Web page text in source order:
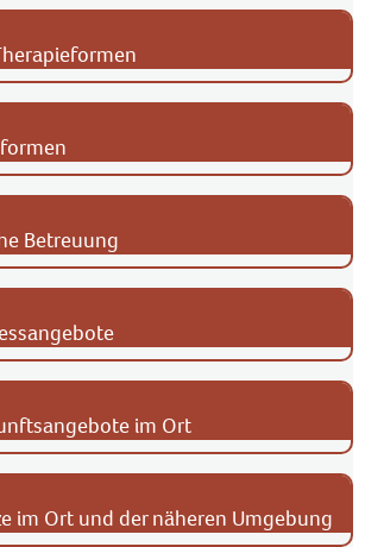
Betreuung
im Ort
im Ort und der näheren Umgebung